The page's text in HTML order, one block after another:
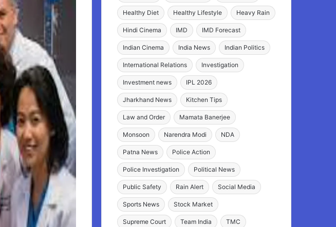
Healthy Diet Healthy Lifestyle Heavy Rain
Hindi Cinema IMD IMD Forecast
Indian Cinema India News Indian Politics
International Relations Investigation
Investment news IPL 2026
Jharkhand News Kitchen Tips
Law and Order Mamata Banerjee
Monsoon Narendra Modi NDA
Patna News Police Action
Police Investigation Political News
Public Safety Rain Alert Social Media
Sports News Stock Market
Supreme Court Team India TMC